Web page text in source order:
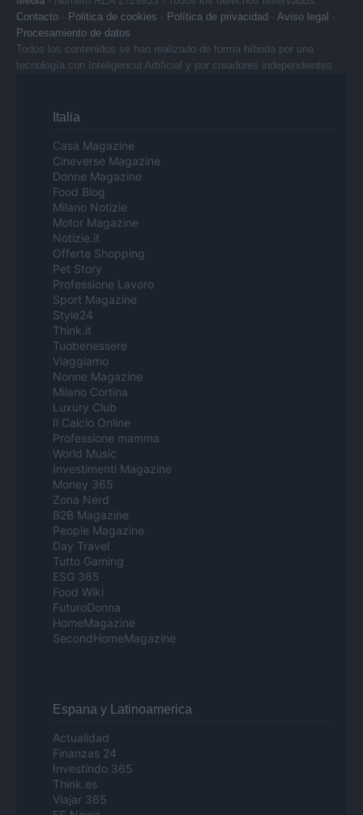
Contacto - Politica de cookies - Política de privacidad - Aviso legal -
Procesamiento de datos
Todos los contenidos se han realizado de forma híbrida por una
tecnología con Inteligencia Artificial y por creadores independientes
Italia
Casa Magazine
Cineverse Magazine
Donne Magazine
Food Blog
Milano Notizie
Motor Magazine
Notizie.it
Offerte Shopping
Pet Story
Professione Lavoro
Sport Magazine
Style24
Think.it
Tuobenessere
Viaggiamo
Nonne Magazine
Milano Cortina
Luxury Club
Il Calcio Online
Professione mamma
World Music
Investimenti Magazine
Money 365
Zona Nerd
B2B Magazine
People Magazine
Day Travel
Tutto Gaming
ESG 365
Food Wiki
FuturoDonna
HomeMagazine
SecondHomeMagazine
Espana y Latinoamerica
Actualidad
Finanzas 24
Investindo 365
Think.es
Viajar 365